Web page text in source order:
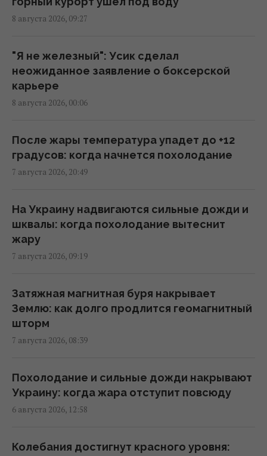
Разведка США связывает с Россией дрон
со взрывчаткой в аэропорту Лейпцига, –
09:59 суббота, 08 августа 2026
"Смело и мужественно": СМИ раскрыли, кто
спас украинский самолет от дрона в
08:59 суббота, 08 августа 2026
Трамп неохотно усиливает давление на
принять меры, – WSJ
02:56 суббота, 08 августа 2026
Мелони отреагировала на требование
проверок в Шенгенской зоне
02:23 суббота, 08 августа 2026
Саудовская Аравия, Пакистан и Турция
обороне, – Reuters
01:44 суббота, 08 августа 2026
грозить до трёх лет лишения свободы, –
8 августа 2026, 09:27
"Я не железный": Усик сделал
неожиданное заявление о боксерской
карьере
8 августа 2026, 00:06
После жары температура упадет до +12
градусов: когда начнется похолодание
7 августа 2026, 20:49
На Украину надвигаются сильные дожди и
шквалы: когда похолодание вытеснит
жару
7 августа 2026, 09:19
Затяжная магнитная буря накрывает
Землю: как долго продлится геомагнитный
шторм
7 августа 2026, 08:39
Похолодание и сильные дожди накрывают
Украину: когда жара отступит повсюду
6 августа 2026, 12:58
Колебания достигнут красного уровня: